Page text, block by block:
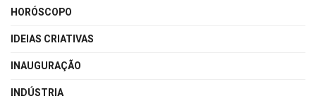
HORÓSCOPO
IDEIAS CRIATIVAS
INAUGURAÇÃO
INDÚSTRIA